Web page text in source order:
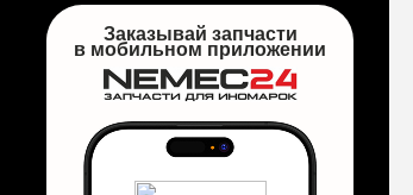
Заказывай запчасти
в мобильном приложении